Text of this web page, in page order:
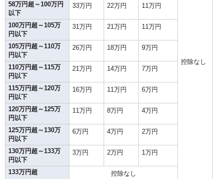
58万円超～100万円
以下
33万円 22万円 11万円
控除なし
100万円超～105万
円以下
31万円 21万円 11万円
105万円超～110万
円以下
26万円 18万円 9万円
110万円超～115万
円以下
21万円 14万円 7万円
115万円超～120万
円以下
16万円 11万円 6万円
120万円超～125万
円以下
11万円 8万円 4万円
125万円超～130万
円以下
6万円 4万円 2万円
130万円超～133万
円以下
3万円 2万円 1万円
133万円超 控除なし